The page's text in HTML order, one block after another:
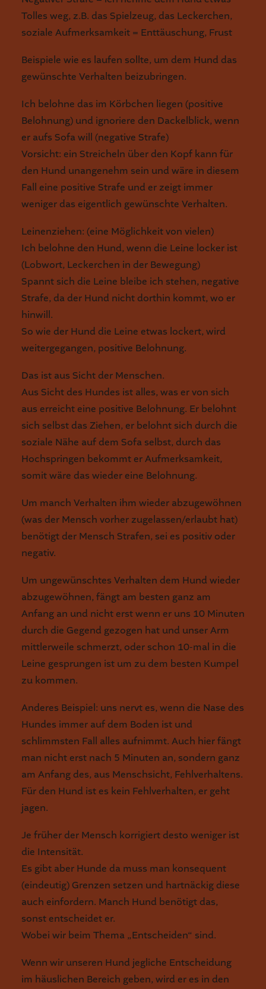
Tolles weg, z.B. das Spielzeug, das Leckerchen,
soziale Aufmerksamkeit = Enttäuschung, Frust
Beispiele wie es laufen sollte, um dem Hund das
gewünschte Verhalten beizubringen.
Ich belohne das im Körbchen liegen (positive
Belohnung) und ignoriere den Dackelblick, wenn
er aufs Sofa will (negative Strafe)
Vorsicht: ein Streicheln über den Kopf kann für
den Hund unangenehm sein und wäre in diesem
Fall eine positive Strafe und er zeigt immer
weniger das eigentlich gewünschte Verhalten.
Leinenziehen: (eine Möglichkeit von vielen)
Ich belohne den Hund, wenn die Leine locker ist
(Lobwort, Leckerchen in der Bewegung)
Spannt sich die Leine bleibe ich stehen, negative
Strafe, da der Hund nicht dorthin kommt, wo er
hinwill.
So wie der Hund die Leine etwas lockert, wird
weitergegangen, positive Belohnung.
Das ist aus Sicht der Menschen.
Aus Sicht des Hundes ist alles, was er von sich
aus erreicht eine positive Belohnung. Er belohnt
sich selbst das Ziehen, er belohnt sich durch die
soziale Nähe auf dem Sofa selbst, durch das
Hochspringen bekommt er Aufmerksamkeit,
somit wäre das wieder eine Belohnung.
Um manch Verhalten ihm wieder abzugewöhnen
(was der Mensch vorher zugelassen/erlaubt hat)
benötigt der Mensch Strafen, sei es positiv oder
negativ.
Um ungewünschtes Verhalten dem Hund wieder
abzugewöhnen, fängt am besten ganz am
Anfang an und nicht erst wenn er uns 10 Minuten
durch die Gegend gezogen hat und unser Arm
mittlerweile schmerzt, oder schon 10-mal in die
Leine gesprungen ist um zu dem besten Kumpel
zu kommen.
Anderes Beispiel: uns nervt es, wenn die Nase des
Hundes immer auf dem Boden ist und
schlimmsten Fall alles aufnimmt. Auch hier fängt
man nicht erst nach 5 Minuten an, sondern ganz
am Anfang des, aus Menschsicht, Fehlverhaltens.
Für den Hund ist es kein Fehlverhalten, er geht
jagen.
Je früher der Mensch korrigiert desto weniger ist
die Intensität.
Es gibt aber Hunde da muss man konsequent
(eindeutig) Grenzen setzen und hartnäckig diese
auch einfordern. Manch Hund benötigt das,
sonst entscheidet er.
Wobei wir beim Thema „Entscheiden“ sind.
Wenn wir unseren Hund jegliche Entscheidung
im häuslichen Bereich geben, wird er es in den